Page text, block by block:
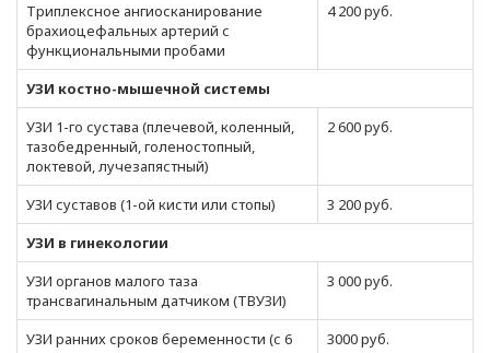
Триплексное ангиосканирование
брахиоцефальных артерий с
функциональными пробами
4 200 руб.
УЗИ костно-мышечной системы
УЗИ 1-го сустава (плечевой, коленный,
тазобедренный, голеностопный,
локтевой, лучезапястный)
2 600 руб.
УЗИ суставов (1-ой кисти или стопы)
3 200 руб.
УЗИ в гинекологии
УЗИ органов малого таза
трансвагинальным датчиком (ТВУЗИ)
3 000 руб.
УЗИ ранних сроков беременности (с 6
3000 руб.